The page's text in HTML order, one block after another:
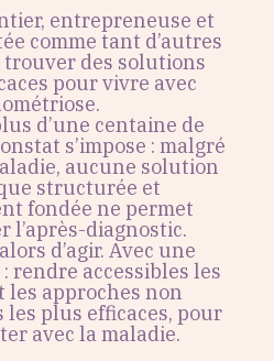
entrepreneuse et
comme tant d’autres
des solutions
pour vivre avec
d’une centaine de
s’impose : malgré
aucune solution
structurée et
fondée ne permet
l’après-diagnostic.
d’agir. Avec une
rendre accessibles les
les approches non
les plus efficaces, pour
avec la maladie.